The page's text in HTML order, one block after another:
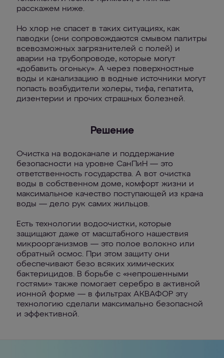
расскажем ниже.
Но хлор не спасет в таких ситуациях, как
паводки (они сопровождаются смывом палитры
всевозможных загрязнителей с полей) и
аварии на трубопроводе, которые могут
«добавить огоньку». А через поверхностные
воды и канализацию в водные источники могут
попасть возбудители холеры, тифа, гепатита,
дизентерии и прочих страшных болезней.
Решение
Очистка на водоканале и поддержание
безопасности на уровне СанПиН — это
ответственность государства. А вот очистка
воды в собственном доме, комфорт жизни и
максимальное качество поступающей из крана
воды — дело рук самих жильцов.
Есть технологии водоочистки, которые
защищают даже от масштабного нашествия
микроорганизмов — это полое волокно или
обратный осмос. При этом защиту они
обеспечивают безо всяких химических
бактерицидов. В борьбе с «непрошенными
гостями» также помогает серебро в активной
ионной форме — в фильтрах АКВАФОР эту
технологию сделали максимально безопасной
и эффективной.